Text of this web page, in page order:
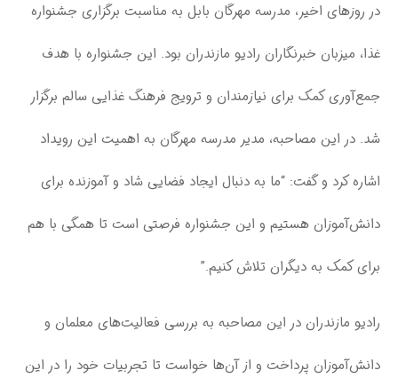
در روزهای اخیر، مدرسه مهرگان بابل به مناسبت برگزاری جشنواره
غذا، میزبان خبرنگاران رادیو مازندران بود. این جشنواره با هدف
جمع‌آوری کمک برای نیازمندان و ترویج فرهنگ غذایی سالم برگزار
شد. در این مصاحبه، مدیر مدرسه مهرگان به اهمیت این رویداد
اشاره کرد و گفت: “ما به دنبال ایجاد فضایی شاد و آموزنده برای
دانش‌آموزان هستیم و این جشنواره فرصتی است تا همگی با هم
برای کمک به دیگران تلاش کنیم.”
رادیو مازندران در این مصاحبه به بررسی فعالیت‌های معلمان و
دانش‌آموزان پرداخت و از آن‌ها خواست تا تجربیات خود را در این